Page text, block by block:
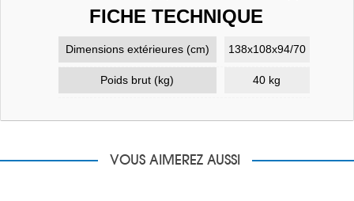
FICHE TECHNIQUE
Dimensions extérieures (cm) 138x108x94/70
Poids brut (kg) 40 kg
VOUS AIMEREZ AUSSI